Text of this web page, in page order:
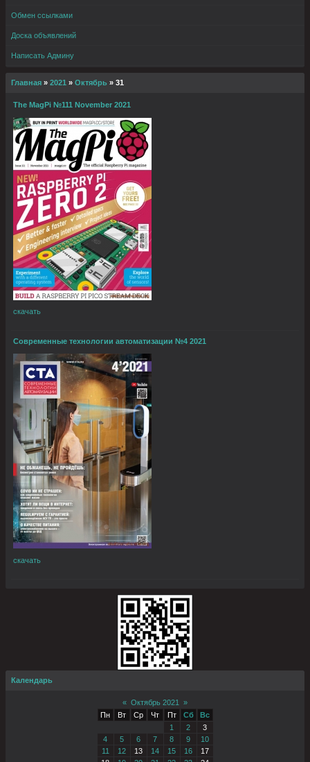
Обмен ссылками
Доска объявлений
Написать Админу
Главная » 2021 » Октябрь » 31
The MagPi №111 November 2021
скачать
Современные технологии автоматизации №4 2021
скачать
Календарь
« Октябрь 2021
»
Пн
Вт Ср Чт Пт Сб
Вс
1
2
3
4
5 6 7 8 9
10
11
12 13 14 15 16
17